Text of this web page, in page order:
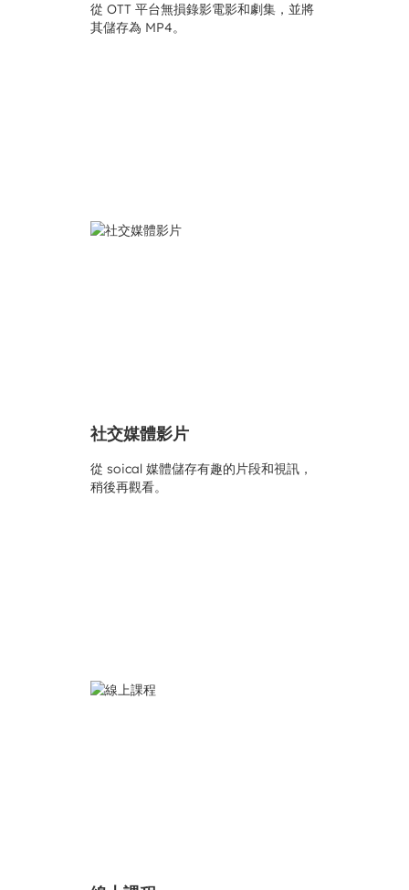
從 OTT 平台無損錄影電影和劇集，並將
其儲存為 MP4。
社交媒體影片
從 soical 媒體儲存有趣的片段和視訊，
稍後再觀看。